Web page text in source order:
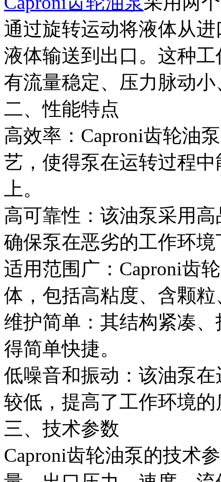
通过旋转运动将液体从
液体输送到出口。这种
有流量稳定、压力脉动
二、性能特点
高效率：Caproni齿轮油
艺，使得泵在运转过程
上。
高可靠性：该油泵采用
确保泵在恶劣的工作环
适用范围广：Caproni齿
体，包括高粘度、含颗
维护简单：其结构紧凑
得简单快捷。
低噪音和振动：该油泵
较低，提高了工作环境的
三、技术参数
Caproni齿轮油泵的技术